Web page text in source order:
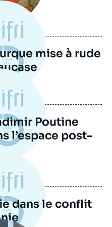
mise à rude
Poutine
l’espace post-
dans le conflit